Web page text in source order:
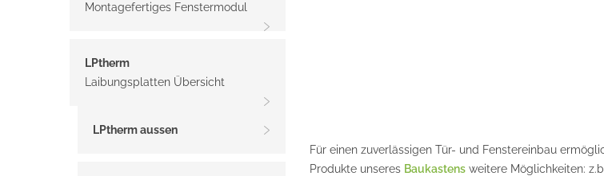
Montagefertiges Fenstermodul
LPtherm
Laibungsplatten Übersicht
LPtherm aussen
Für einen zuverlässigen Tür- und Fenstereinbau
Produkte unseres Baukastens weitere Möglichkeiten: